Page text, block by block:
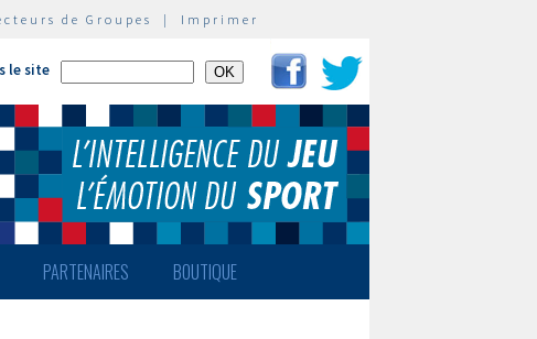
de Groupes | Imprimer
le site
PARTENAIRES BOUTIQUE